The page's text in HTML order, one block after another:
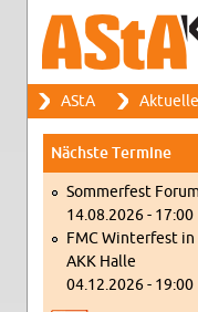
Such­for­mu­lar
Suche
Haupt­me­nü
AStA
Nächs­te Ter­mi­ne
Som­mer­fest
14.08.2026 - 17:00
FMC Win­ter­fest in
AKK Halle
04.12.2026 - 19:00